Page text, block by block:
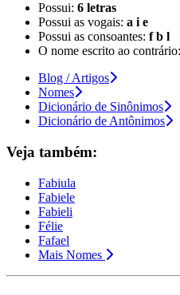
Possui: 6 letras
Possui as vogais: a i e
Possui as consoantes: f b l
O nome escrito ao contrário:
Blog / Artigos
Nomes
Dicionário de Sinônimos
Dicionário de Antônimos
Veja também:
Fabiula
Fabiele
Fabieli
Félie
Fafael
Mais Nomes